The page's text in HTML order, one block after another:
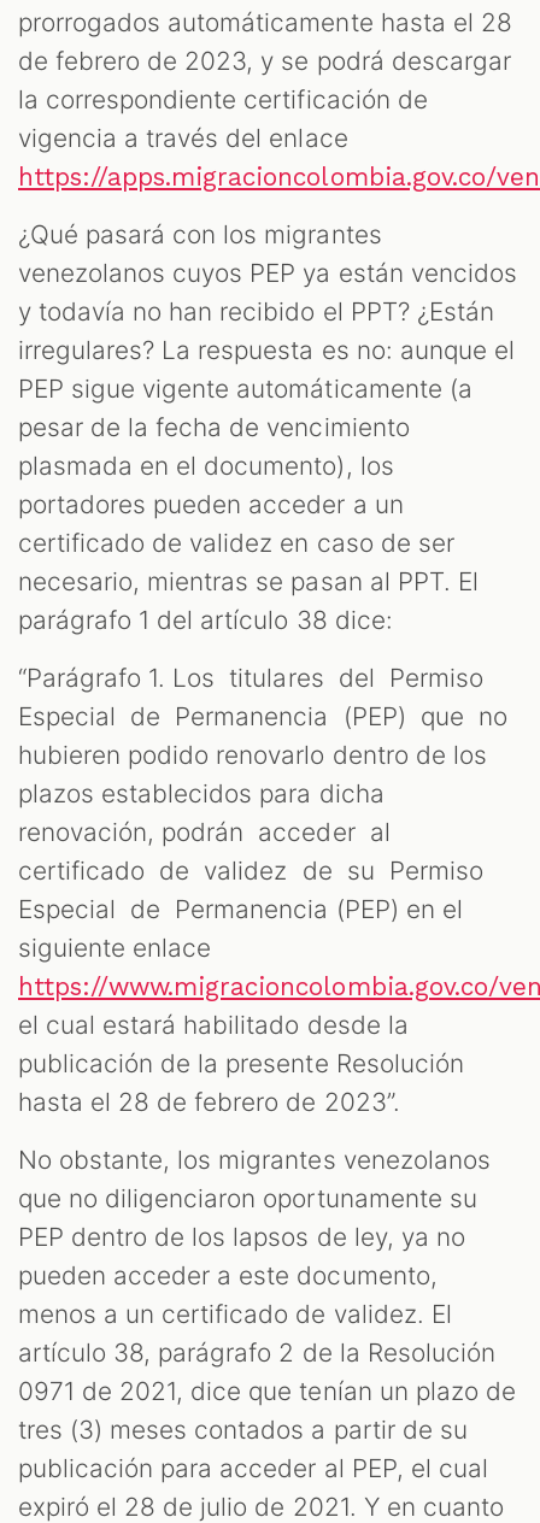
prorrogados automáticamente hasta el 28
de febrero de 2023, y se podrá descargar
la correspondiente certificación de
vigencia a través del enlace
https://apps.migracioncolombia.gov.co/
¿Qué pasará con los migrantes
venezolanos cuyos PEP ya están vencidos
y todavía no han recibido el PPT? ¿Están
irregulares? La respuesta es no: aunque el
PEP sigue vigente automáticamente (a
pesar de la fecha de vencimiento
plasmada en el documento), los
portadores pueden acceder a un
certificado de validez en caso de ser
necesario, mientras se pasan al PPT. El
parágrafo 1 del artículo 38 dice:
“Parágrafo 1. Los titulares del Permiso
Especial de Permanencia (PEP) que no
hubieren podido renovarlo dentro de los
plazos establecidos para dicha
renovación, podrán acceder al
certificado de validez de su Permiso
Especial de Permanencia (PEP) en el
siguiente enlace
https://www.migracioncolombia.gov.co/
el cual estará habilitado desde la
publicación de la presente Resolución
hasta el 28 de febrero de 2023”.
No obstante, los migrantes venezolanos
que no diligenciaron oportunamente su
PEP dentro de los lapsos de ley, ya no
pueden acceder a este documento,
menos a un certificado de validez. El
artículo 38, parágrafo 2 de la Resolución
0971 de 2021, dice que tenían un plazo de
tres (3) meses contados a partir de su
publicación para acceder al PEP, el cual
expiró el 28 de julio de 2021. Y en cuanto